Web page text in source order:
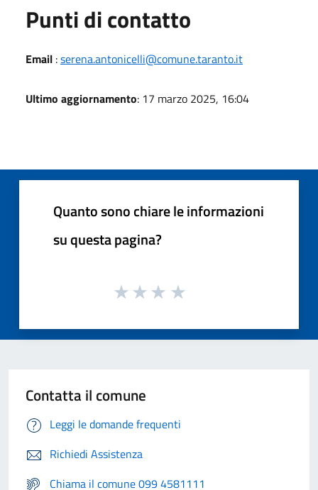
Punti di contatto
Email :serena.antonicelli@comune.taranto.it
Ultimo aggiornamento: 17 marzo 2025, 16:04
Quanto sono chiare le informazioni
su questa pagina?
Contatta il comune
Leggi le domande frequenti
Richiedi Assistenza
Chiama il comune 099 4581111